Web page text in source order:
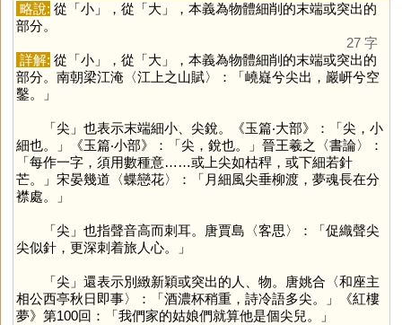
略說: 從「 小」，從「 大」，本義為物體細削的末端或突出的
部分。
27 字
詳解: 從「 小」，從「 大」，本義為物體細削的末端或突出的
部分。南朝梁江淹〈江上之山賦〉：「嶢嶷兮尖出，巖岍兮空
鑿。」
「 尖 」也表示末端細小、尖銳。《玉篇‧大部》：「尖，小
細也。」《玉篇‧小部》：「尖，銳也。」晉王羲之〈書論〉：
「每作一字，須用數種意……或上尖如枯稈，或下細若針
芒。」宋晏幾道〈蝶戀花〉：「月細風尖垂柳渡，夢魂長在分
襟處。」
「 尖 」也指聲音高而刺耳。唐賈島〈客思〉：「促織聲尖
尖似針，更深刺着旅人心。」
「 尖 」還表示別緻新穎或突出的人、物。唐姚合〈和座主
相公西亭秋日即事〉：「酒濃杯稍重，詩冷語多尖。」《紅樓
夢》第100回：「我們家的姑娘們就算他是個尖兒。」